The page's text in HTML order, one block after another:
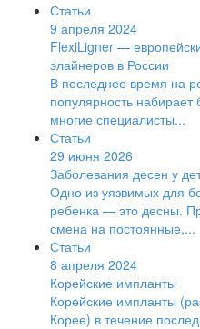
Статьи
9 апреля 2024
FlexiLigner —
элайнеров в России
В последнее время на
популярность
многие специалисты...
Статьи
29 июня 2026
Заболевания десен у
Одно из уязвимых для
ребенка — это десны.
смена на постоянные,...
Статьи
8 апреля 2024
Корейские импланты
Корейские импланты
Корее) в течение